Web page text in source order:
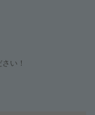
い！